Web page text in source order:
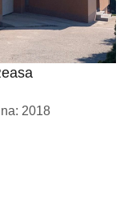
2018